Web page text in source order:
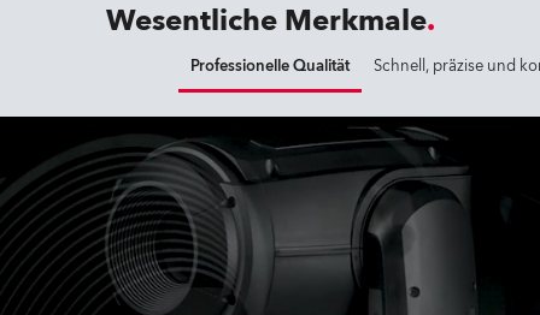
Wesentliche Merkmale
Professionelle Qualität Schnell, präzise und